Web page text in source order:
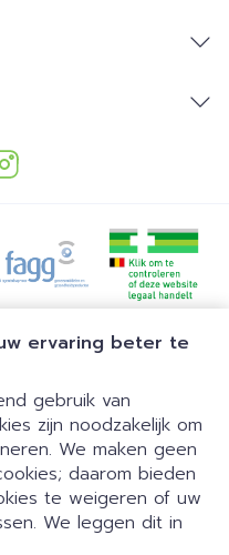
ervaring beter te
gebruik van
zijn noodzakelijk om
We maken geen
daarom bieden
te weigeren of uw
We leggen dit in
| 24/7